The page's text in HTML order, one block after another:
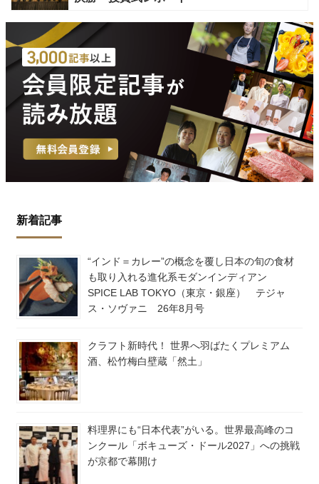
新着記事
“インド＝カレー”の概念を覆し日本の旬の食材
も取り入れる進化系モダンインディアン
SPICE LAB TOKYO（東京・銀座） テジャ
ス・ソヴァニ 26年8月号
クラフト新時代！ 世界へ羽ばたくプレミアム
酒、松竹梅白壁蔵「然土」
料理界にも“日本代表”がいる。世界最高峰のコ
ンクール「ボキューズ・ドール2027」への挑戦
が京都で幕開け